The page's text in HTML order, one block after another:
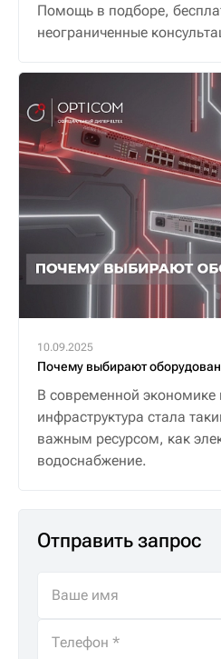
Помощь в подборе,
неограниченные
10.09.2025
Почему выбирают
В современной экономике
инфраструктура стала
важным ресурсом, как
водоснабжение.
Отправить запрос